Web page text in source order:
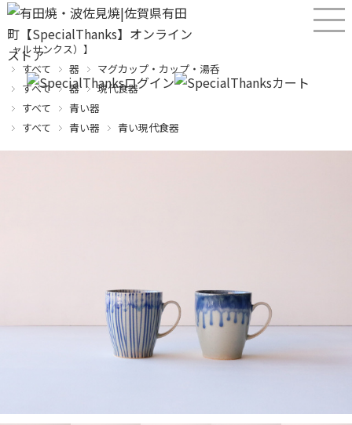
産直！有田焼、波佐見焼オンラインショップ【SPECIALTHANKS（スペシ
ャルサンクス）】
すべて
器
マグカップ・カップ・湯呑
すべて
器
現代食器
すべて
青い器
すべて
青い器 青い現代食器